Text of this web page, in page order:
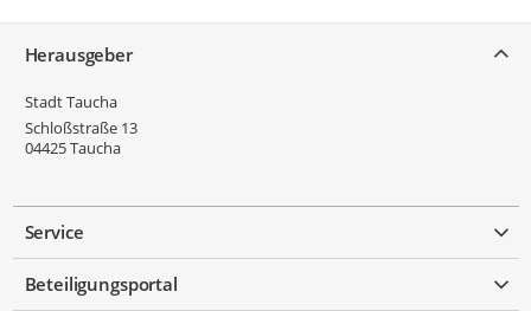
Herausgeber
Stadt Taucha
Schloßstraße 13
04425Taucha
Service
Beteiligungsportal